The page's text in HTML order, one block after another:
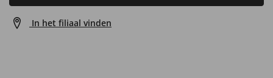
In het filiaal vinden